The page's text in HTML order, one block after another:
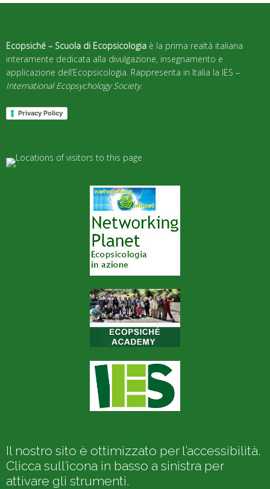
Ecopsiché – Scuola di Ecopsicologia è la prima realtà italiana
interamente dedicata alla divulgazione, insegnamento e
applicazione dell’Ecopsicologia. Rappresenta in Italia la IES –
International Ecopsychology Society.
Privacy Policy
Il nostro sito è ottimizzato per l’accessibilità.
Clicca sull’icona in basso a sinistra per
attivare gli strumenti.